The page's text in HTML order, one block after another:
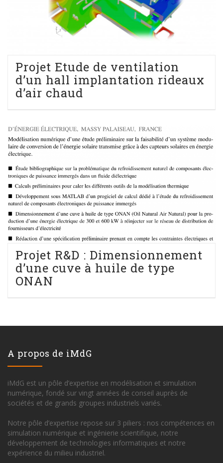
Projet Etude de ventilation
d’un hall implantation rideaux
d’air chaud
Projet R&D : Dimensionnement
d’une cuve à huile de type
ONAN
A propos de iMdG
iMdG est un pôle d’expertise en modélisation et simulation
numérique, fondé sur vingt années de conseil auprès de
sociétés et de grands groupes industriels variés.
Notre pôle d’expertise repose sur 3 piliers : nos compétences en
simulation numérique et ingénierie scientifique, notre
développement de technologies informatiques et notre
expérience du milieu industriel.